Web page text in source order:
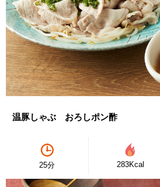
温豚しゃぶ おろしポン酢
25分 283Kcal